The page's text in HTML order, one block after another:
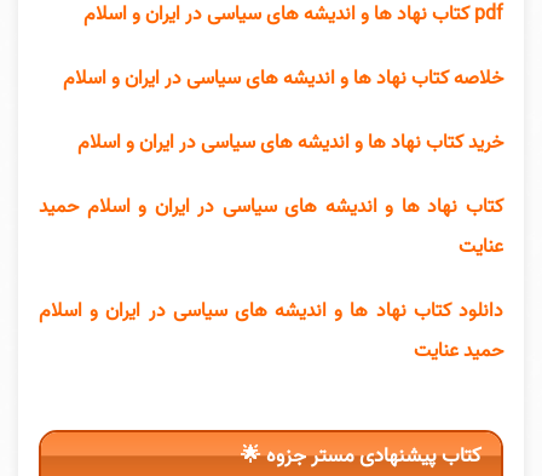
pdf کتاب نهاد ها و اندیشه های سیاسی در ایران و اسلام
خلاصه کتاب نهاد ها و اندیشه های سیاسی در ایران و اسلام
خرید کتاب نهاد ها و اندیشه های سیاسی در ایران و اسلام
کتاب نهاد ها و اندیشه های سیاسی در ایران و اسلام حمید
عنایت
دانلود کتاب نهاد ها و اندیشه های سیاسی در ایران و اسلام
حمید عنایت
کتاب پیشنهادی مستر جزوه 🌟